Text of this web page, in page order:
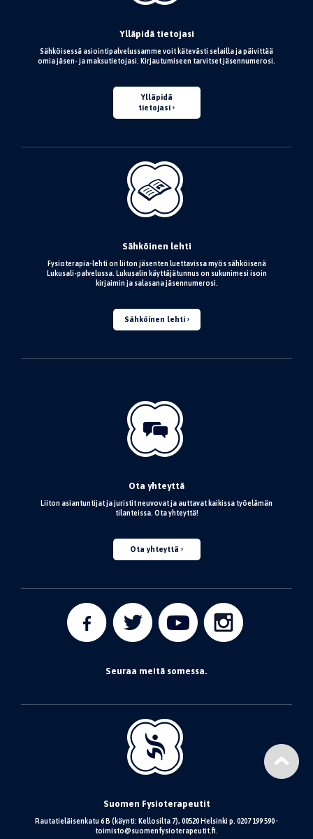
Ylläpidä tietojasi
Sähköisessä asiointipalvelussamme voit kätevästi selailla ja päivittää
omia jäsen- ja maksutietojasi. Kirjautumiseen tarvitset jäsennumerosi.
Ylläpidä
tietojasi
Sähköinen lehti
Fysioterapia-lehti on liiton jäsenten luettavissa myös sähköisenä
Lukusali-palvelussa. Lukusalin käyttäjätunnus on sukunimesi isoin
kirjaimin ja salasana jäsennumerosi.
Sähköinen lehti
Ota yhteyttä
Liiton asiantuntijat ja juristit neuvovat ja auttavat kaikissa työelämän
tilanteissa. Ota yhteyttä!
Ota yhteyttä
Seuraa meitä somessa.
Suomen Fysioterapeutit
Rautatieläisenkatu 6 B (käynti: Kellosilta 7), 00520 Helsinki p. 0207 199 590 •
toimisto@suomenfysioterapeutit.fi.